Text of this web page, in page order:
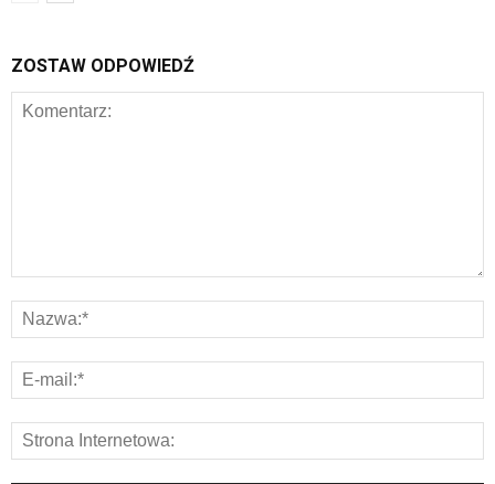
ZOSTAW ODPOWIEDŹ